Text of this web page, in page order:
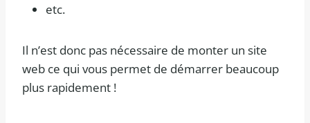
etc.
Il n’est donc pas nécessaire de monter un site
web ce qui vous permet de démarrer beaucoup
plus rapidement !